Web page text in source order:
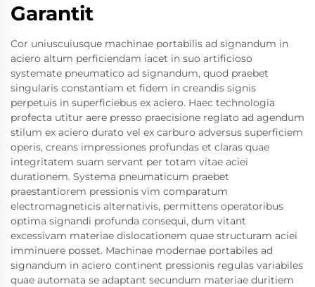
Garantit
Cor uniuscuiusque machinae portabilis ad signandum in
aciero altum perficiendam iacet in suo artificioso
systemate pneumatico ad signandum, quod praebet
singularis constantiam et fidem in creandis signis
perpetuis in superficiebus ex aciero. Haec technologia
profecta utitur aere presso praecisione reglato ad agendum
stilum ex aciero durato vel ex carburo adversus superficiem
operis, creans impressiones profundas et claras quae
integritatem suam servant per totam vitae aciei
durationem. Systema pneumaticum praebet
praestantiorem pressionis vim comparatum
electromagneticis alternativis, permittens operatoribus
optima signandi profunda consequi, dum vitant
excessivam materiae dislocationem quae structuram aciei
imminuere posset. Machinae modernae portabiles ad
signandum in aciero continent pressionis regulas variabiles
quae automata se adaptant secundum materiae duritiem